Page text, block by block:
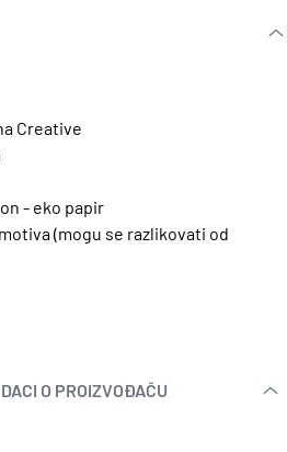
Creative
- eko papir
(mogu se razlikovati od
O PROIZVOĐAČU